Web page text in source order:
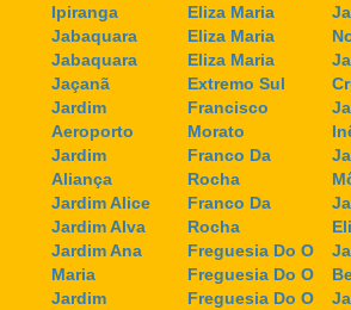
Ipiranga
Jabaquara
Jabaquara
Jaçanã
Jardim
Aeroporto
Jardim
Aliança
Jardim Alice
Jardim Alva
Jardim Ana
Maria
Jardim
Eliza Maria
Eliza Maria
Eliza Maria
Extremo Sul
Francisco
Morato
Franco Da
Rocha
Franco Da
Rocha
Freguesia Do O
Freguesia Do O
Freguesia Do O